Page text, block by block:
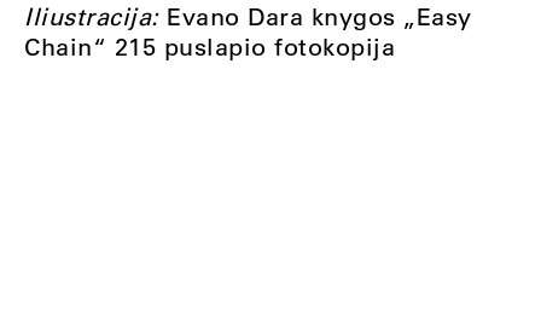
Iliustracija:Evano Dara knygos „Easy
Chain“ 215 puslapio fotokopija